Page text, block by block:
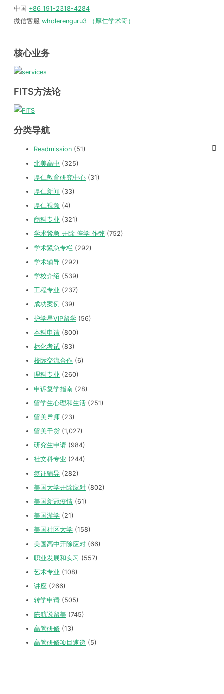
中国 +86 191-2318-4284
微信客服 wholerenguru3 （厚仁学术哥）
核心业务
FITS方法论
分类导航
Readmission (51)
北美高中 (325)
厚仁教育研究中心 (31)
厚仁新闻 (33)
厚仁视频 (4)
商科专业 (321)
学术紧急 开除 停学 作弊 (752)
学术紧急专栏 (292)
学术辅导 (292)
学校介绍 (539)
工程专业 (237)
成功案例 (39)
护学星VIP留学 (56)
本科申请 (800)
标化考试 (83)
校际交流合作 (6)
理科专业 (260)
申诉复学指南 (28)
留学生心理和生活 (251)
留美导师 (23)
留美干货 (1,027)
研究生申请 (984)
社文科专业 (244)
签证辅导 (282)
美国大学开除应对 (802)
美国新冠疫情 (61)
美国游学 (21)
美国社区大学 (158)
美国高中开除应对 (66)
职业发展和实习 (557)
艺术专业 (108)
讲座 (266)
转学申请 (505)
陈航说留美 (745)
高管研修 (13)
高管研修项目速递 (5)